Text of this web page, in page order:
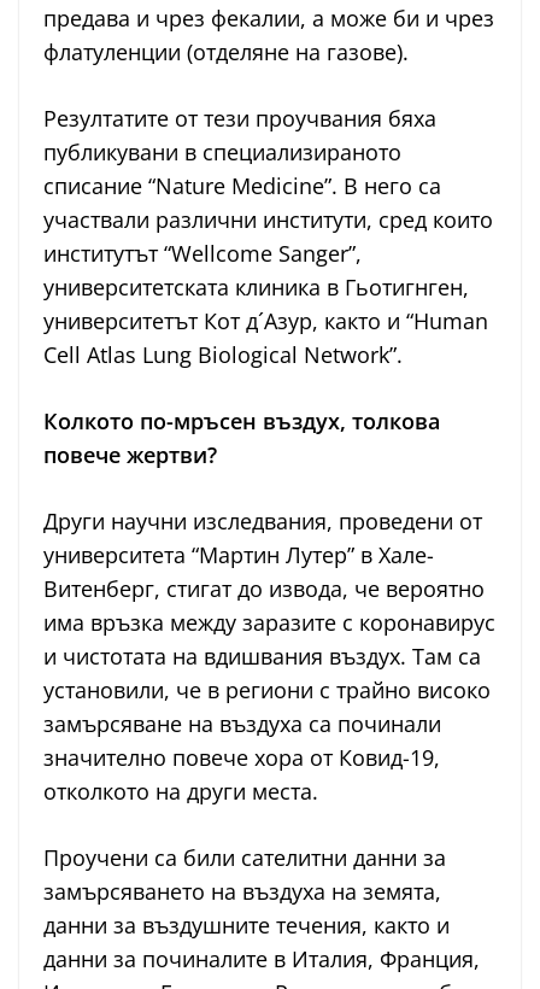
предава и чрез фекалии, а може би и чрез
флатуленции (отделяне на газове).
Резултатите от тези проучвания бяха
публикувани в специализираното
списание “Nature Medicine”. В него са
участвали различни институти, сред които
институтът “Wellcome Sanger”,
университетската клиника в Гьотигнген,
университетът Кот д´Aзур, както и “Human
Cell Atlas Lung Biological Network”.
Колкото по-мръсен въздух, толкова
повече жертви?
Други научни изследвания, проведени от
университета “Мартин Лутер” в Хале-
Витенберг, стигат до извода, че вероятно
има връзка между заразите с коронавирус
и чистотата на вдишвания въздух. Там са
установили, че в региони с трайно високо
замърсяване на въздуха са починали
значително повече хора от Ковид-19,
отколкото на други места.
Проучени са били сателитни данни за
замърсяването на въздуха на земята,
данни за въздушните течения, както и
данни за починалите в Италия, Франция,